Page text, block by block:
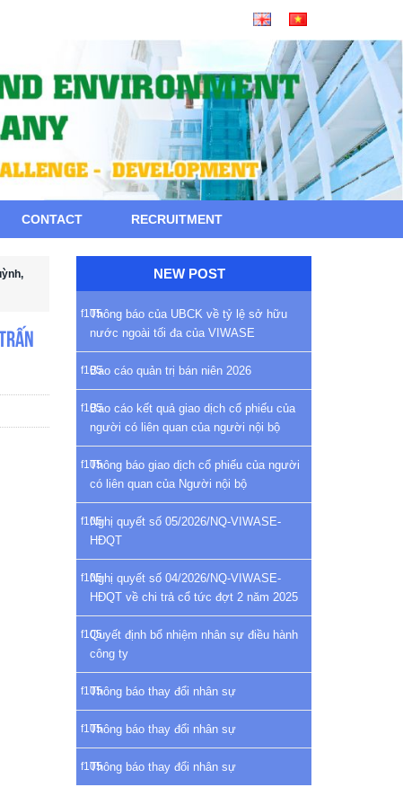
CONTACT RECRUITMENT
trấn
NEW POST
Thông báo của UBCK về tỷ lệ sở hữu
nước ngoài tối đa của VIWASE
Báo cáo quản trị bán niên 2026
Báo cáo kết quả giao dịch cổ phiếu của
người có liên quan của người nội bộ
Thông báo giao dịch cổ phiếu của người
có liên quan của Người nội bộ
Nghị quyết số 05/2026/NQ-VIWASE-
HĐQT
Nghị quyết số 04/2026/NQ-VIWASE-
HĐQT về chi trả cổ tức đợt 2 năm 2025
Quyết định bổ nhiệm nhân sự điều hành
công ty
Thông báo thay đổi nhân sự
Thông báo thay đổi nhân sự
Thông báo thay đổi nhân sự